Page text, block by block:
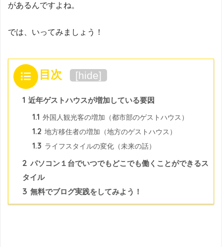
があるんですよね。
では、いってみましょう！
目次 [hide]
1 近年ゲストハウスが増加している要因
1.1 外国人観光客の増加（都市部のゲストハウス）
1.2 地方移住者の増加（地方のゲストハウス）
1.3 ライフスタイルの変化（未来の話）
2 パソコン１台でいつでもどこでも働くことができるス
タイル
3 無料でブログ実践をしてみよう！